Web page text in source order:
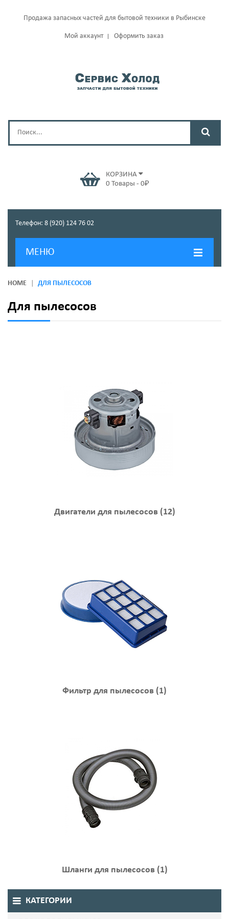
Продажа запасных частей для бытовой техники в Рыбинске
Мой аккаунт Оформить заказ
КОРЗИНА
0 Товары - 0₽
Телефон: 8 (920) 124 76 02
МЕНЮ
ГЛАВНАЯ
О КОМПАНИИ
HOME ДЛЯ ПЫЛЕСОСОВ
Для пылесосов
Двигатели для пылесосов (12)
Фильтр для пылесосов (1)
Шланги для пылесосов (1)
КАТЕГОРИИ